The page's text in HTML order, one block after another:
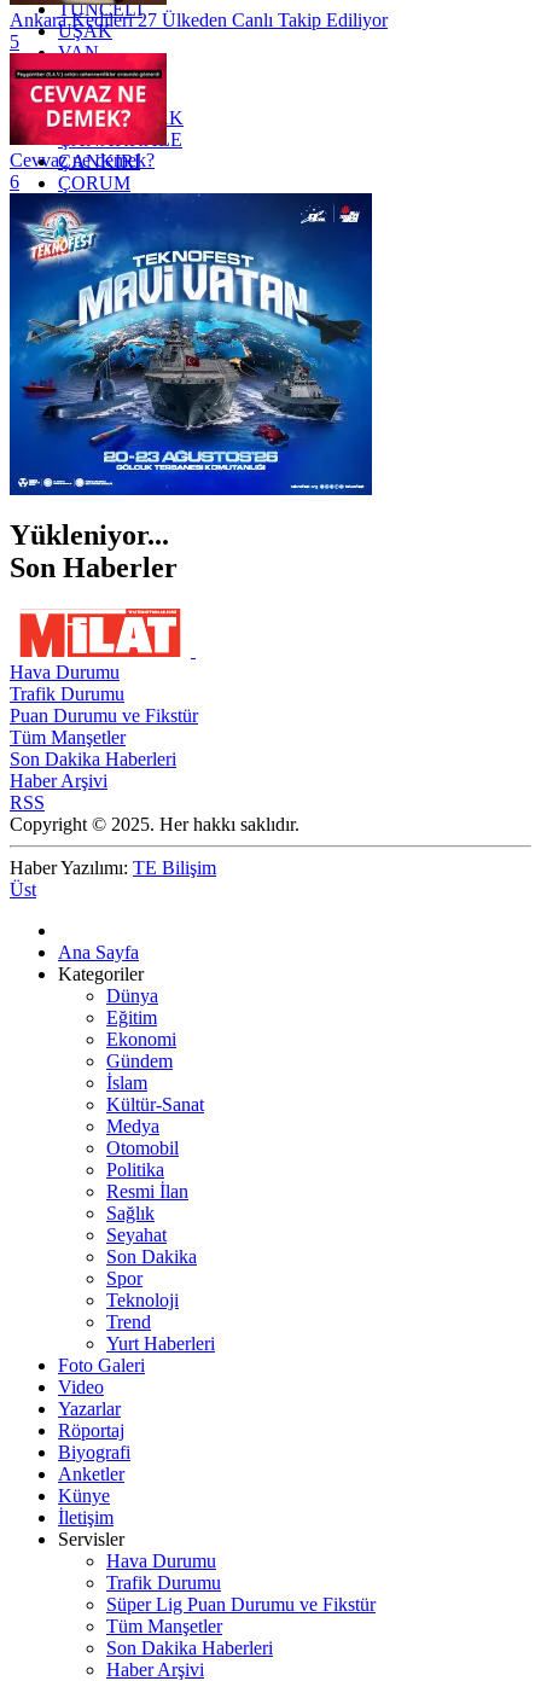
TUNCELİ
UŞAK
VAN
YALOVA
YOZGAT
ZONGULDAK
ÇANAKKALE
ÇANKIRI
ÇORUM
İSTANBUL
İZMİR
ŞANLIURFA
ŞIRNAK
Ankara Kedileri 27 Ülkeden Canlı Takip Ediliyor
5
Cevvaz ne demek?
6
Yükleniyor...
Son Haberler
Hava Durumu
Trafik Durumu
Puan Durumu ve Fikstür
Tüm Manşetler
Son Dakika Haberleri
Haber Arşivi
RSS
Copyright © 2025. Her hakkı saklıdır.
Haber Yazılımı: TE Bilişim
Üst
Ana Sayfa
Kategoriler
Dünya
Eğitim
Ekonomi
Gündem
İslam
Kültür-Sanat
Medya
Otomobil
Politika
Resmi İlan
Sağlık
Seyahat
Son Dakika
Spor
Teknoloji
Trend
Yurt Haberleri
Foto Galeri
Video
Yazarlar
Röportaj
Biyografi
Anketler
Künye
İletişim
Servisler
Hava Durumu
Trafik Durumu
Süper Lig Puan Durumu ve Fikstür
Tüm Manşetler
Son Dakika Haberleri
Haber Arşivi